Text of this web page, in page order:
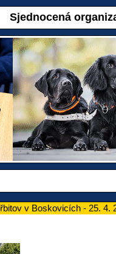
Sjednocená
v Boskovicích - 25. 4.